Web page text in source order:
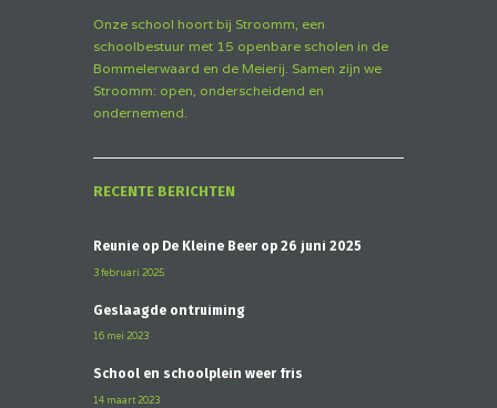
Onze school hoort bij Stroomm, een
schoolbestuur met 15 openbare scholen in de
Bommelerwaard en de Meierij. Samen zijn we
Stroomm: open, onderscheidend en
ondernemend.
RECENTE BERICHTEN
Reünie op De Kleine Beer op 26 juni 2025
3 februari 2025
Geslaagde ontruiming
16 mei 2023
School en schoolplein weer fris
14 maart 2023